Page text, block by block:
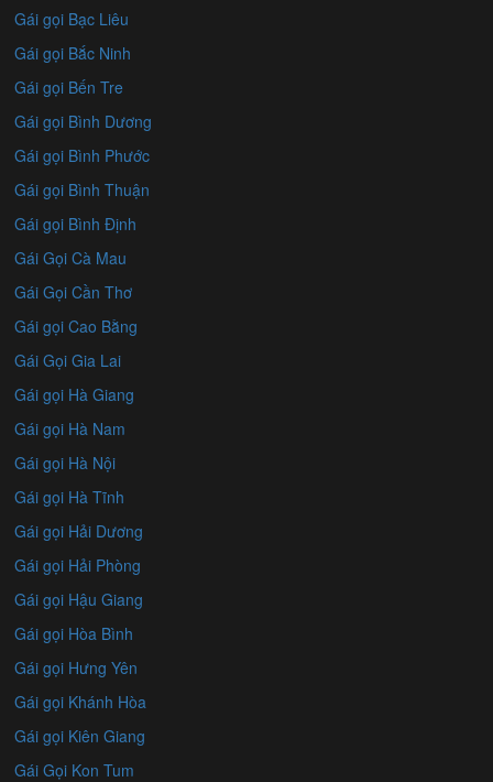
Gái gọi Bạc Liêu
Gái gọi Bắc Ninh
Gái gọi Bến Tre
Gái gọi Bình Dương
Gái gọi Bình Phước
Gái gọi Bình Thuận
Gái gọi Bình Định
Gái Gọi Cà Mau
Gái Gọi Cần Thơ
Gái gọi Cao Bằng
Gái Gọi Gia Lai
Gái gọi Hà Giang
Gái gọi Hà Nam
Gái gọi Hà Nội
Gái gọi Hà Tĩnh
Gái gọi Hải Dương
Gái gọi Hải Phòng
Gái gọi Hậu Giang
Gái gọi Hòa Bình
Gái gọi Hưng Yên
Gái gọi Khánh Hòa
Gái gọi Kiên Giang
Gái Gọi Kon Tum